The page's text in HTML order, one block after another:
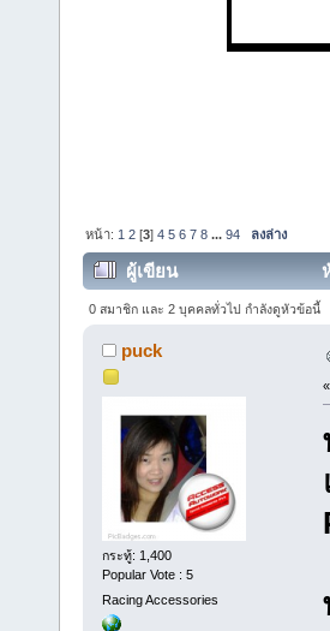
หน้า: 1 2 [3]4 5 6 7 8 ...94 ลงล่าง
ผู้เขียน
373189 ครั้ง)
0 สมาชิก และ 2 บุคคลทั่วไป กำลังดูหัวข้อนี้
puck
กระทู้: 1,400
Popular Vote : 5
Racing Accessories
«